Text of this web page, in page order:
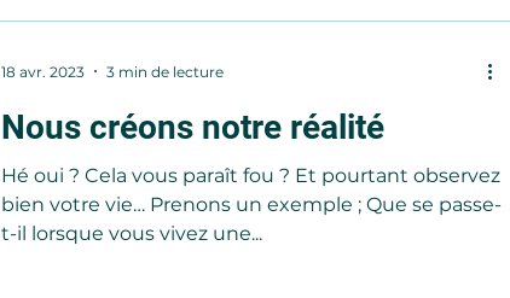
Nous créons notre réalité
Hé oui ? Cela vous paraît fou ? Et pourtant observez
bien votre vie… Prenons un exemple ; Que se passe-
t-il lorsque vous vivez une...
18 avr. 2023 3 min de lecture